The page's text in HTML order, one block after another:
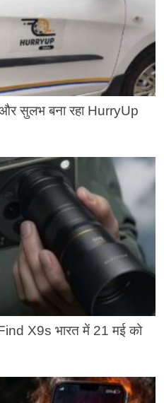
सुलभ बना रहा HurryUp
X9s भारत में 21 मई को